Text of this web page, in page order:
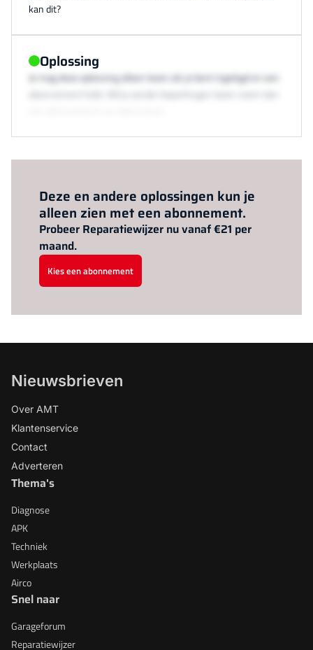
kan dit?
Oplossing
Je mag deze oplossing alleen lezen als je bent ingelogd en een
Deze en andere oplossingen kun je
alleen zien met een abonnement.
Probeer Reparatiewijzer nu vanaf €21 per
maand.
Kies een abonnement
Nieuwsbrieven
Over AMT
Klantenservice
Contact
Adverteren
Thema's
Diagnose
APK
Techniek
Werkplaats
Airco
Snel naar
Garageforum
Reparatiewijzer